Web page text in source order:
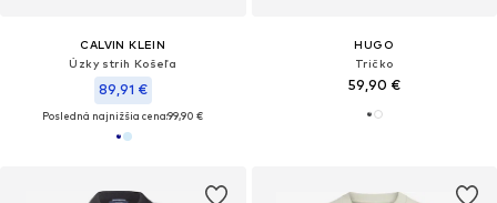
CALVIN KLEIN
Úzky strih Košeľa
89,91 €
Posledná najnižšia cena:99,90 €
HUGO
Tričko
59,90 €